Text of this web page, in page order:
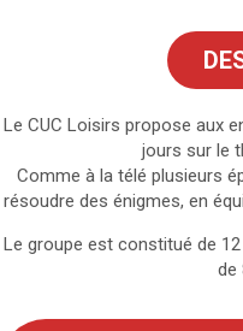
Le CUC Loisirs propose aux
jours sur le
Comme à la télé plusieurs
résoudre des énigmes, en
Le groupe est constitué de
de